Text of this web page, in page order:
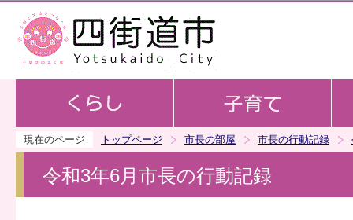
現在のページ トップページ 市長の部屋 市長の行動記録
令和3年6月市長の行動記録